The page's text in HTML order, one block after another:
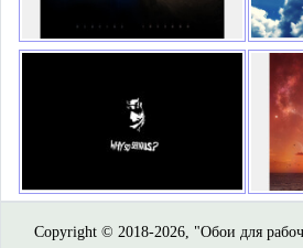
Copyright © 2018-2026, "Обои для